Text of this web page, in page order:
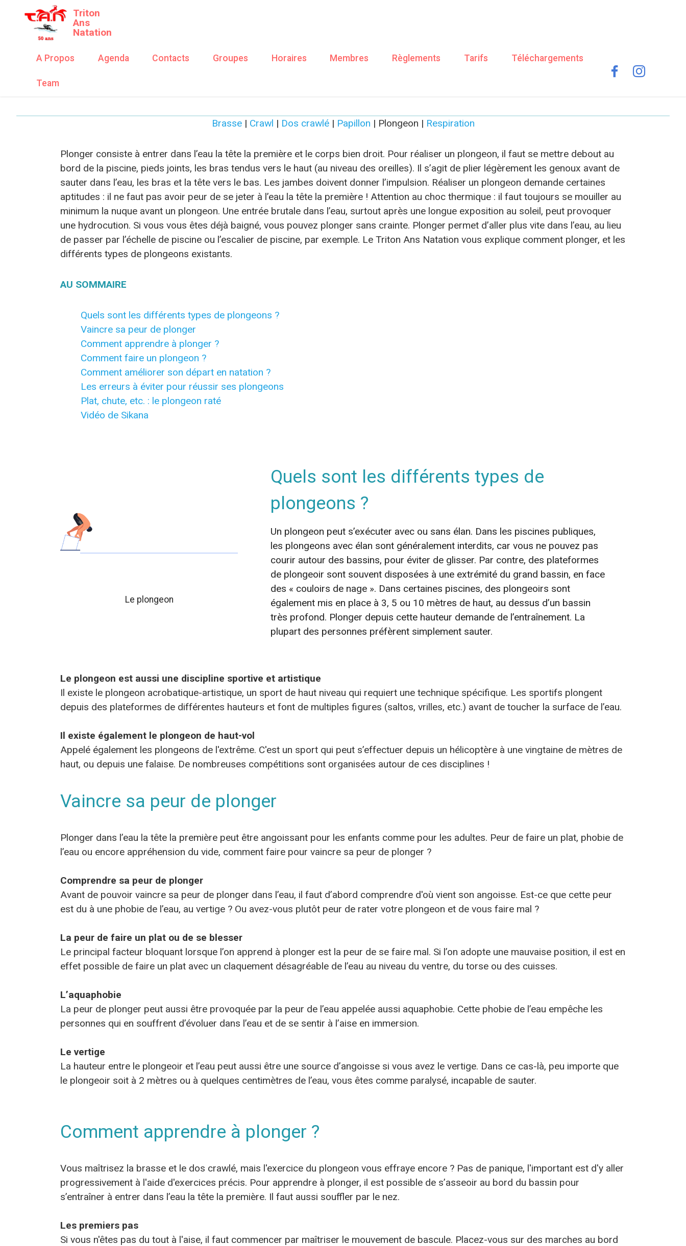
Triton
Ans
Natation
A Propos Agenda Contacts Groupes Horaires Membres Règlements Tarifs Téléchargements
Team
Brasse| Crawl | Dos crawlé| Papillon | Plongeon | Respiration
Plonger consiste à entrer dans l’eau la tête la première et le corps bien droit. Pour réaliser un plongeon, il faut se mettre debout au
bord de la piscine, pieds joints, les bras tendus vers le haut (au niveau des oreilles). Il s’agit de plier légèrement les genoux avant de
sauter dans l’eau, les bras et la tête vers le bas. Les jambes doivent donner l’impulsion. Réaliser un plongeon demande certaines
aptitudes : il ne faut pas avoir peur de se jeter à l’eau la tête la première ! Attention au choc thermique : il faut toujours se mouiller au
minimum la nuque avant un plongeon. Une entrée brutale dans l’eau, surtout après une longue exposition au soleil, peut provoquer
une hydrocution. Si vous vous êtes déjà baigné, vous pouvez plonger sans crainte. Plonger permet d’aller plus vite dans l’eau, au lieu
de passer par l’échelle de piscine ou l’escalier de piscine, par exemple. Le Triton Ans Natation vous explique comment plonger, et les
différents types de plongeons existants.
AU SOMMAIRE
Quels sont les différents types de plongeons ?
Vaincre sa peur de plonger
Comment apprendre à plonger ?
Comment faire un plongeon ?
Comment améliorer son départ en natation ?
Les erreurs à éviter pour réussir ses plongeons
Plat, chute, etc. : le plongeon raté
Vidéo de Sikana
Le plongeon
Quels sont les différents types de
plongeons ?
Un plongeon peut s’exécuter avec ou sans élan. Dans les piscines publiques,
les plongeons avec élan sont généralement interdits, car vous ne pouvez pas
courir autour des bassins, pour éviter de glisser. Par contre, des plateformes
de plongeoir sont souvent disposées à une extrémité du grand bassin, en face
des « couloirs de nage ». Dans certaines piscines, des plongeoirs sont
également mis en place à 3, 5 ou 10 mètres de haut, au dessus d’un bassin
très profond. Plonger depuis cette hauteur demande de l’entraînement. La
plupart des personnes préfèrent simplement sauter.
Le plongeon est aussi une discipline sportive et artistique
Il existe le plongeon acrobatique-artistique, un sport de haut niveau qui requiert une technique spécifique. Les sportifs plongent
depuis des plateformes de différentes hauteurs et font de multiples figures (saltos, vrilles, etc.) avant de toucher la surface de l’eau.
Il existe également le plongeon de haut-vol
Appelé également les plongeons de l'extrême. C'est un sport qui peut s’effectuer depuis un hélicoptère à une vingtaine de mètres de
haut, ou depuis une falaise. De nombreuses compétitions sont organisées autour de ces disciplines !
Vaincre sa peur de plonger
Plonger dans l’eau la tête la première peut être angoissant pour les enfants comme pour les adultes. Peur de faire un plat, phobie de
l’eau ou encore appréhension du vide, comment faire pour vaincre sa peur de plonger ?
Comprendre sa peur de plonger
Avant de pouvoir vaincre sa peur de plonger dans l’eau, il faut d’abord comprendre d'où vient son angoisse. Est-ce que cette peur
est du à une phobie de l’eau, au vertige ? Ou avez-vous plutôt peur de rater votre plongeon et de vous faire mal ?
La peur de faire un plat ou de se blesser
Le principal facteur bloquant lorsque l’on apprend à plonger est la peur de se faire mal. Si l’on adopte une mauvaise position, il est en
effet possible de faire un plat avec un claquement désagréable de l’eau au niveau du ventre, du torse ou des cuisses.
L’aquaphobie
La peur de plonger peut aussi être provoquée par la peur de l’eau appelée aussi aquaphobie. Cette phobie de l’eau empêche les
personnes qui en souffrent d’évoluer dans l’eau et de se sentir à l’aise en immersion.
Le vertige
La hauteur entre le plongeoir et l’eau peut aussi être une source d’angoisse si vous avez le vertige. Dans ce cas-là, peu importe que
le plongeoir soit à 2 mètres ou à quelques centimètres de l’eau, vous êtes comme paralysé, incapable de sauter.
Comment apprendre à plonger ?
Vous maîtrisez la brasse et le dos crawlé, mais l'exercice du plongeon vous effraye encore ? Pas de panique, l'important est d'y aller
progressivement à l'aide d'exercices précis. Pour apprendre à plonger, il est possible de s’asseoir au bord du bassin pour
s’entraîner à entrer dans l’eau la tête la première. Il faut aussi souffler par le nez.
Les premiers pas
Si vous n'êtes pas du tout à l'aise, il faut commencer par maîtriser le mouvement de bascule. Placez-vous sur des marches au bord